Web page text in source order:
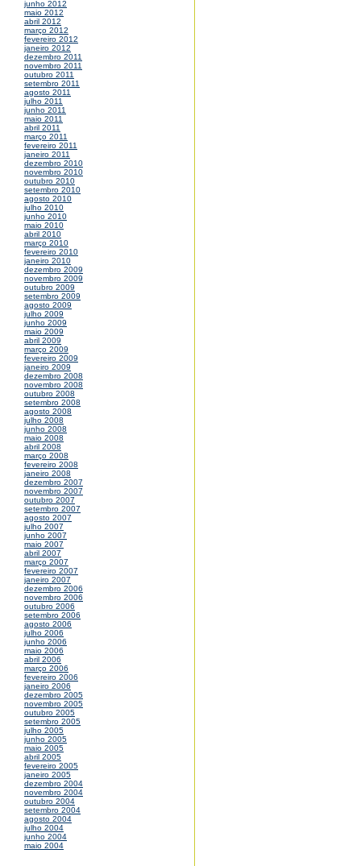
junho 2012
maio 2012
abril 2012
março 2012
fevereiro 2012
janeiro 2012
dezembro 2011
novembro 2011
outubro 2011
setembro 2011
agosto 2011
julho 2011
junho 2011
maio 2011
abril 2011
março 2011
fevereiro 2011
janeiro 2011
dezembro 2010
novembro 2010
outubro 2010
setembro 2010
agosto 2010
julho 2010
junho 2010
maio 2010
abril 2010
março 2010
fevereiro 2010
janeiro 2010
dezembro 2009
novembro 2009
outubro 2009
setembro 2009
agosto 2009
julho 2009
junho 2009
maio 2009
abril 2009
março 2009
fevereiro 2009
janeiro 2009
dezembro 2008
novembro 2008
outubro 2008
setembro 2008
agosto 2008
julho 2008
junho 2008
maio 2008
abril 2008
março 2008
fevereiro 2008
janeiro 2008
dezembro 2007
novembro 2007
outubro 2007
setembro 2007
agosto 2007
julho 2007
junho 2007
maio 2007
abril 2007
março 2007
fevereiro 2007
janeiro 2007
dezembro 2006
novembro 2006
outubro 2006
setembro 2006
agosto 2006
julho 2006
junho 2006
maio 2006
abril 2006
março 2006
fevereiro 2006
janeiro 2006
dezembro 2005
novembro 2005
outubro 2005
setembro 2005
julho 2005
junho 2005
maio 2005
abril 2005
fevereiro 2005
janeiro 2005
dezembro 2004
novembro 2004
outubro 2004
setembro 2004
agosto 2004
julho 2004
junho 2004
maio 2004